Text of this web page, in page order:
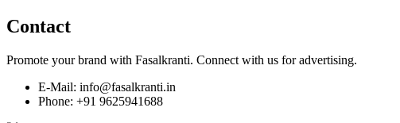
Contact
Promote your brand with Fasalkranti. Connect with us for advertising.
E-Mail: info@fasalkranti.in
Phone: +91 9625941688